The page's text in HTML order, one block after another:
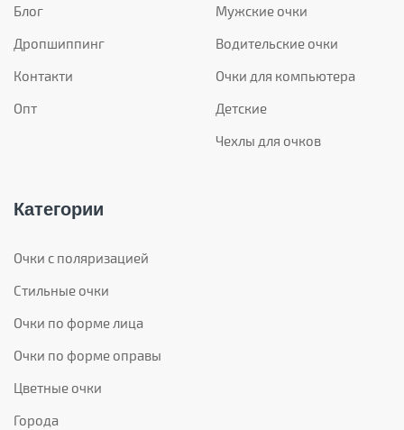
Блог
Дропшиппинг
Контакти
Опт
Мужские очки
Водительские очки
Очки для компьютера
Детские
Чехлы для очков
Категории
Очки с поляризацией
Стильные очки
Очки по форме лица
Очки по форме оправы
Цветные очки
Города